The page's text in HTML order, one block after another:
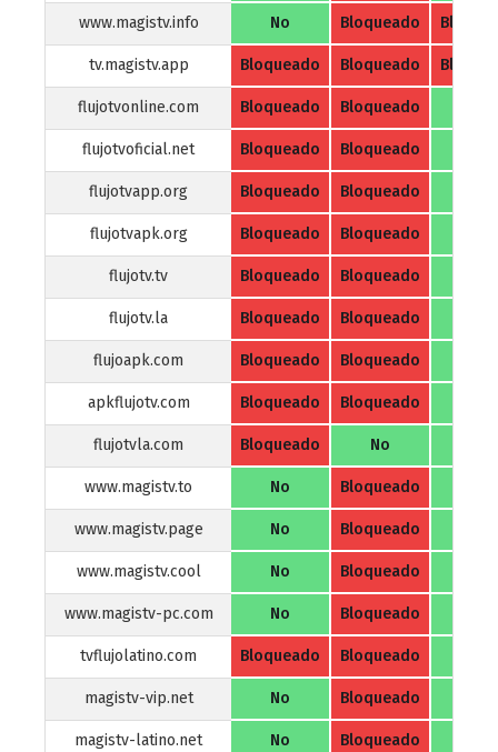
www.magistv.info No Bloqueado
tv.magistv.app Bloqueado Bloqueado
flujotvonline.com Bloqueado Bloqueado
flujotvoficial.net Bloqueado Bloqueado
flujotvapp.org Bloqueado Bloqueado
flujotvapk.org Bloqueado Bloqueado
flujotv.tv Bloqueado Bloqueado
flujotv.la Bloqueado Bloqueado
flujoapk.com Bloqueado Bloqueado
apkflujotv.com Bloqueado Bloqueado
flujotvla.com Bloqueado No
www.magistv.to No Bloqueado
www.magistv.page No Bloqueado
www.magistv.cool No Bloqueado
www.magistv-pc.com No Bloqueado
tvflujolatino.com Bloqueado Bloqueado
magistv-vip.net No Bloqueado
magistv-latino.net No Bloqueado